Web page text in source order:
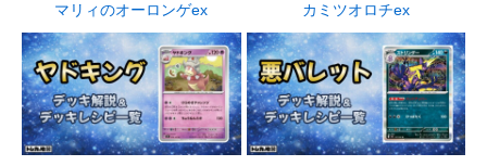
マリィのオーロンゲex カミツオロチex